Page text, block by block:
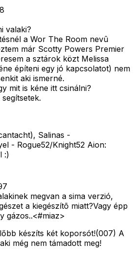
valaki?
a Wor The Room nevû
már Scotty Powers Premier
a sztárok közt Melissa
építeni egy jó kapcsolatot) nem
aki ismerné.
mit is kéne itt csinálni?
Salinas -
- Rogue52/Knight52 Aion:
:)
megvan a sima verzió,
a kiegészítõ miatt?Vagy épp
gázos..<#miaz>
készíts két koporsót!(007) A
még nem támadott meg!